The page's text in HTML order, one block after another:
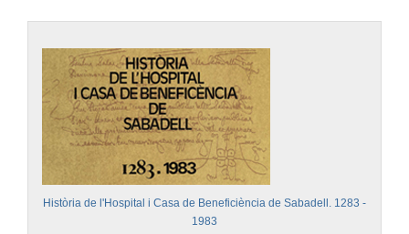
Docència
R+D+I
Informació corporativa
Àrea personal
Història de l'Hospital i Casa de Beneficiència de Sabadell. 1283 -
1983